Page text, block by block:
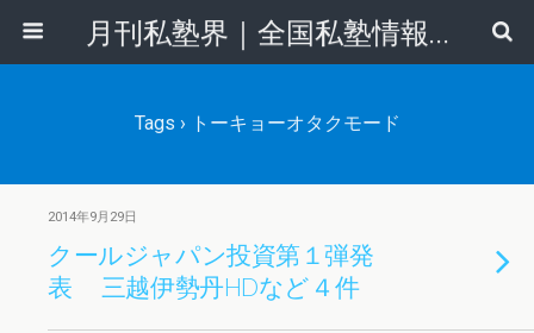
月刊私塾界｜全国私塾情報センター
Tags › トーキョーオタクモード
2014年9月29日
クールジャパン投資第１弾発
表 三越伊勢丹HDなど４件